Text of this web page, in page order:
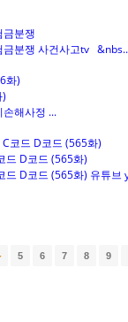
금분쟁
금분쟁 사건사고tv
해사정 ...
드 D코드 (565화)
드 D코드 (565화) 유튜브
5 6 7 8 9